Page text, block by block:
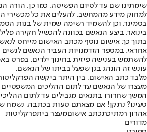
שימתינו שם עד לסיום הפשיטה. כמו כן, הורה
למחוק מידע מהמחשב, להעלים את כל מכשירי
בינואר, ביצע הנאשם בכוונה להכשיל חקירה
בתוך כך, אישום נוסף מכתב האישום מייחס
אחראי. במספר הזדמנויות העביר הנאשם לנשים
להשתמש בענישה פיזית בחינוך ילדים, בפרט
עונש זה הונהג בגן שפעל בביתו של הנאשם.
מלבד כתב האישום, בין היתר ביקשה
מעצרו של הנאשם עד לתום ההליכים המשפטיים
המשך שחרורו בתנאים מגבילים עד לתום
טעינו? נתקן! אם מצאתם טעות בכתבה, נשמח
אהרון רמתיכתכתב אישוםמעצר ביתפרקליטות
מדורים